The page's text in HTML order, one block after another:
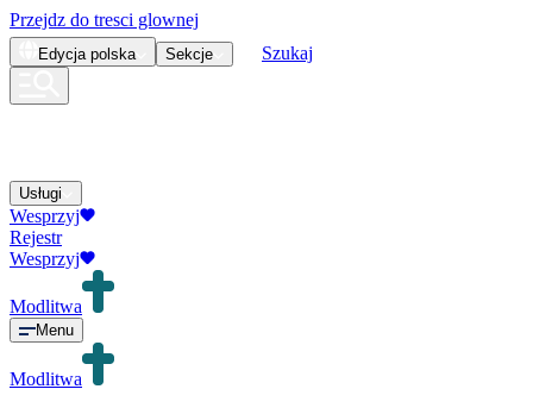
Przejdz do tresci glownej
Edycja polska Sekcje Szukaj
Usługi
Wesprzyj
Rejestr
Wesprzyj
Modlitwa
Menu
Modlitwa